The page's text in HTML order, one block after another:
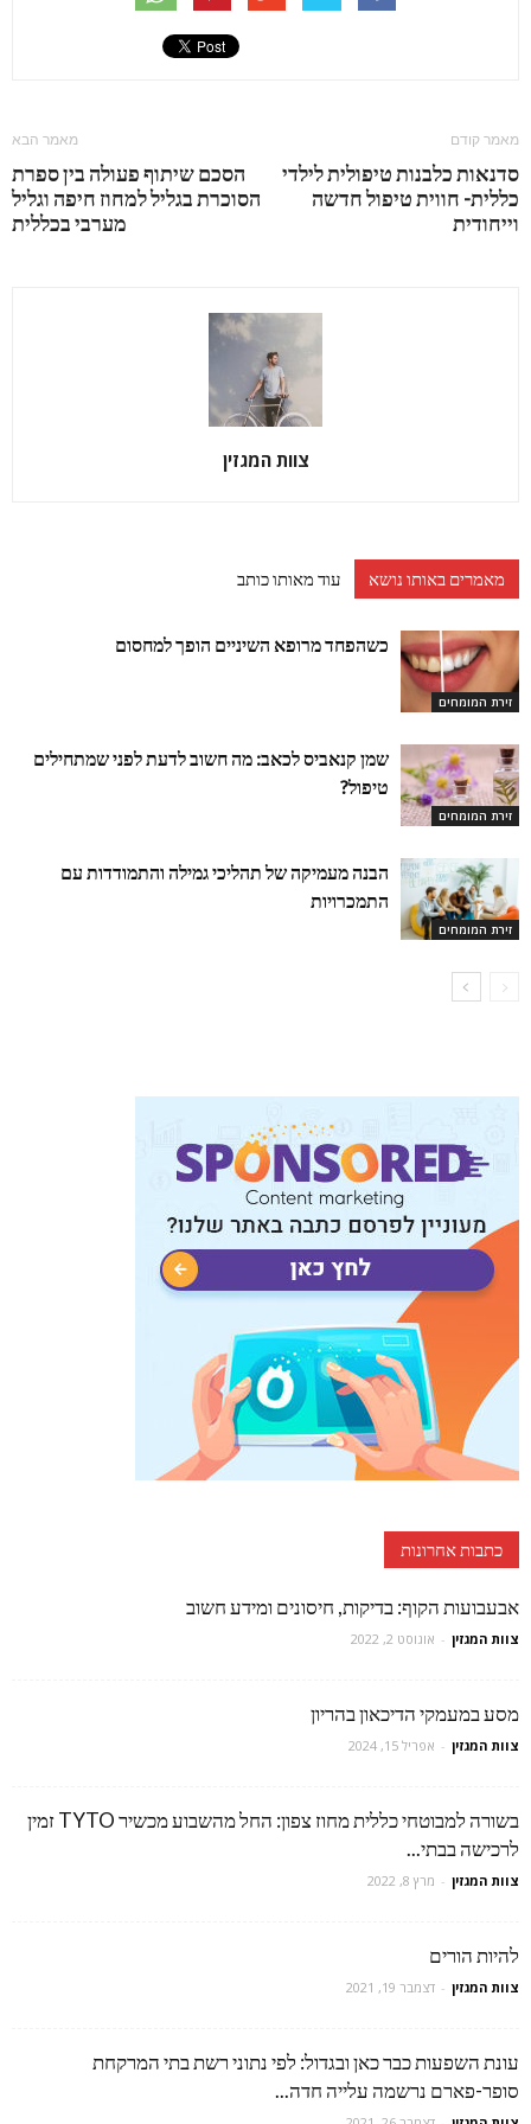
מאמר קודם
סדנאות כלבנות טיפולית לילדי
כללית- חווית טיפול חדשה
וייחודית
מאמר הבא
הסכם שיתוף פעולה בין ספרת
הסוכרת בגליל למחוז חיפה וגליל
מערבי בכללית
צוות המגזין
מאמרים באותו נושא עוד מאותו כותב
זירת המומחים
כשהפחד מרופא השיניים הופך למחסום
זירת המומחים
שמן קנאביס לכאב: מה חשוב לדעת לפני שמתחילים
טיפול?
זירת המומחים
הבנה מעמיקה של תהליכי גמילה והתמודדות עם
התמכרויות
כתבות אחרונות
אבעבועות הקוף: בדיקות, חיסונים ומידע חשוב
צוות המגזין - אוגוסט 2, 2022
מסע במעמקי הדיכאון בהריון
צוות המגזין - אפריל 15, 2024
בשורה למבוטחי כללית מחוז צפון: החל מהשבוע מכשיר TYTO זמין
לרכישה בבתי...
צוות המגזין - מרץ 8, 2022
להיות הורים
צוות המגזין - דצמבר 19, 2021
עונת השפעות כבר כאן ובגדול: לפי נתוני רשת בתי המרקחת
סופר-פארם נרשמה עלייה חדה...